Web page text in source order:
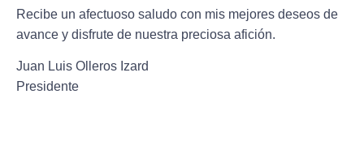
Recibe un afectuoso saludo con mis mejores deseos de
avance y disfrute de nuestra preciosa afición.
Juan Luis Olleros Izard
Presidente